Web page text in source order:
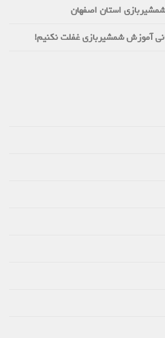
استان اصفهان
آموزش شمشیربازی غفلت نکنیم!